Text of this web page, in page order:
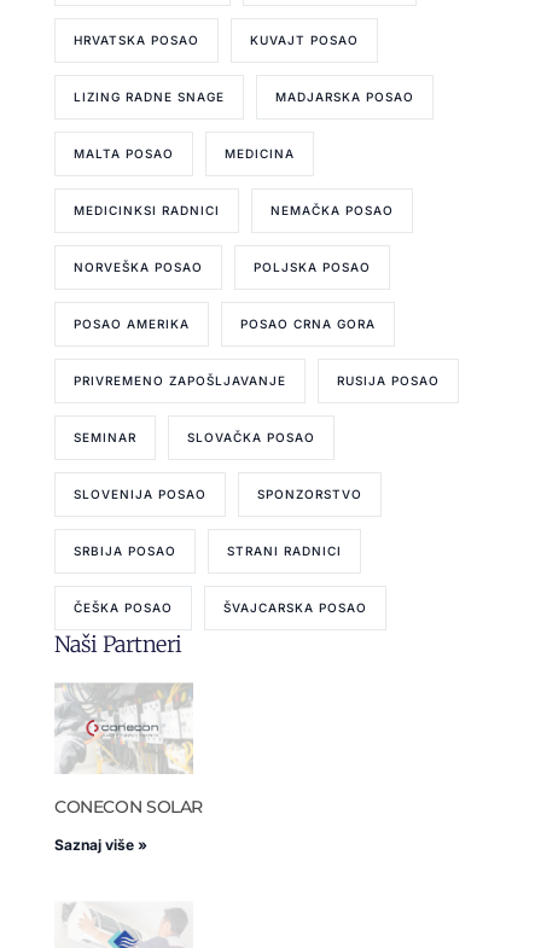
HRVATSKA POSAO KUVAJT POSAO
LIZING RADNE SNAGE MADJARSKA POSAO
MALTA POSAO MEDICINA
MEDICINKSI RADNICI NEMAČKA POSAO
NORVEŠKA POSAO POLJSKA POSAO
POSAO AMERIKA POSAO CRNA GORA
PRIVREMENO ZAPOŠLJAVANJE RUSIJA POSAO
SEMINAR SLOVAČKA POSAO
SLOVENIJA POSAO SPONZORSTVO
SRBIJA POSAO STRANI RADNICI
ČEŠKA POSAO ŠVAJCARSKA POSAO
Naši Partneri
CONECON SOLAR
Saznaj više »